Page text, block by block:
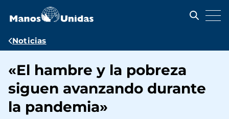
contenido
Ruta
navegación
Noticias
«El hambre y la pobreza
siguen avanzando durante
la pandemia»